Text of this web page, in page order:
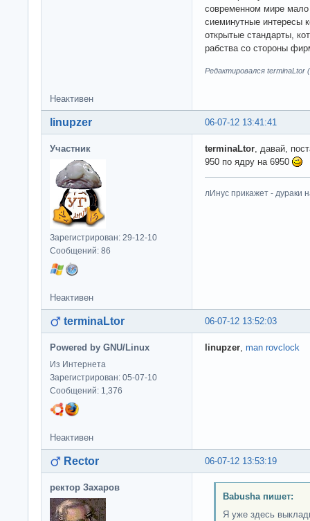
современном мире
сиеминутные интересы
открытые стандарты,
рабства со стороны
Редактировался terminaLtor
Неактивен
06-07-12 13:41:41
linupzer
Участник
Зарегистрирован: 29-12-10
Сообщений: 86
terminaLtor , давай,
950 по ядру на 6950
лИнус прикажет - дураки
Неактивен
06-07-12 13:52:03
terminaLtor
Powered by GNU/Linux
Из Интернета
Зарегистрирован: 05-07-10
Сообщений: 1,376
linupzer man rovclock
Неактивен
06-07-12 13:53:19
Rector
ректор Захаров
Babusha пишет:
Я уже здесь